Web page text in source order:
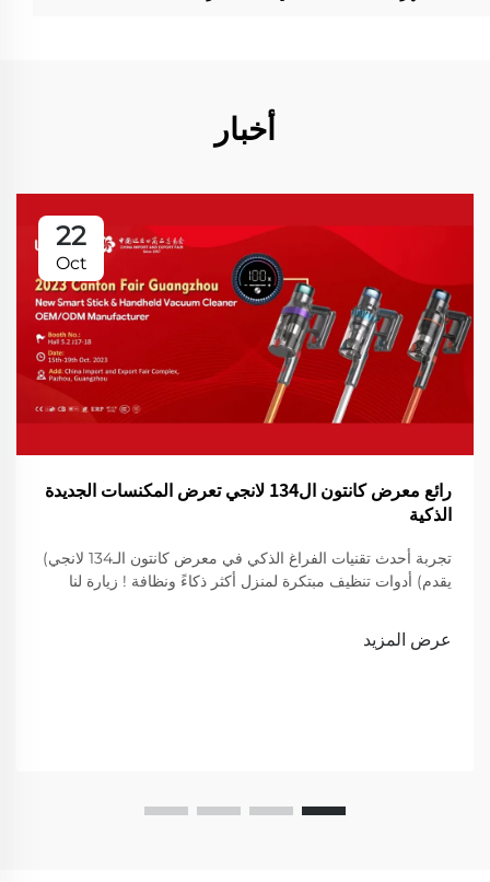
أخبار
22
Oct
رائع معرض كانتون ال134 لانجي تعرض المكنسات الجديدة
الذكية
تجربة أحدث تقنيات الفراغ الذكي في معرض كانتون الـ134 لانجي)
يقدم) أدوات تنظيف مبتكرة لمنزل أكثر ذكاءً ونظافة ! زيارة لنا
عرض المزيد